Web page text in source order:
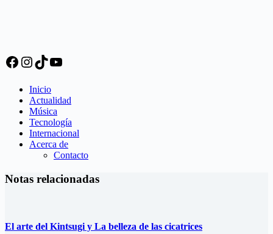
Facebook
Instagram
TikTok
YouTube
Inicio
Actualidad
Música
Tecnología
Internacional
Acerca de
Contacto
Notas relacionadas
El arte del Kintsugi y La belleza de las cicatrices